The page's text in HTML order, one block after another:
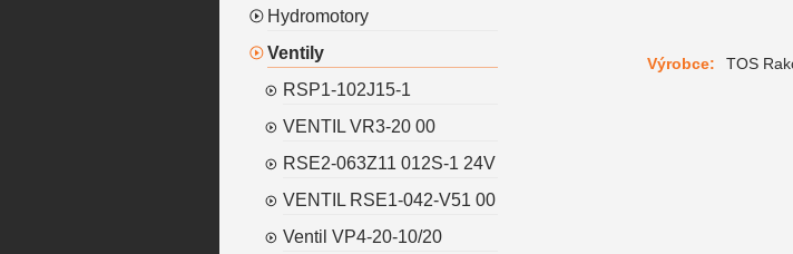
Hydromotory
Ventily
RSP1-102J15-1
VENTIL VR3-20 00
RSE2-063Z11 012S-1 24V
VENTIL RSE1-042-V51 00
Ventil VP4-20-10/20
Výrobce: TOS